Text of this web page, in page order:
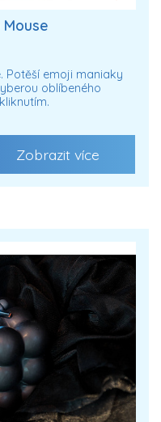
Potěší emoji maniaky
oblíbeného
Zobrazit více